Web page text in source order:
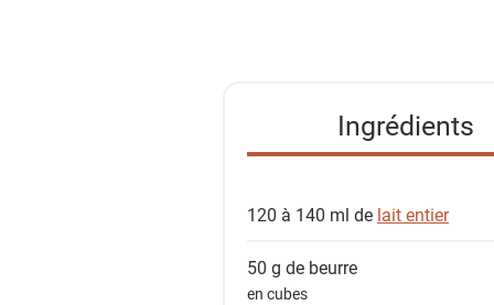
Ingrédients
120 à 140 ml de lait entier
50 g de beurre
en cubes